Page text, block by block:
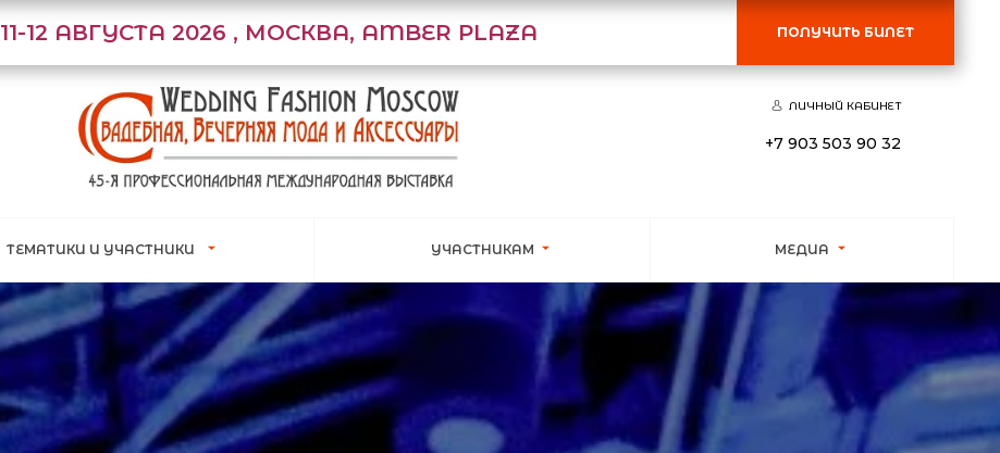
11-12 АВГУСТА 2026 , МОСКВА, AMBER PLAZA
ТЕМАТИКИ И УЧАСТНИКИ УЧАСТНИКАМ МЕДИА
ПОЛУЧИТЬ БИЛЕТ
ЛИЧНЫЙ КАБИНЕТ
+7 903 503 90 32